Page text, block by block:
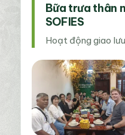
Bữa trưa thân
SOFIES
Hoạt động giao